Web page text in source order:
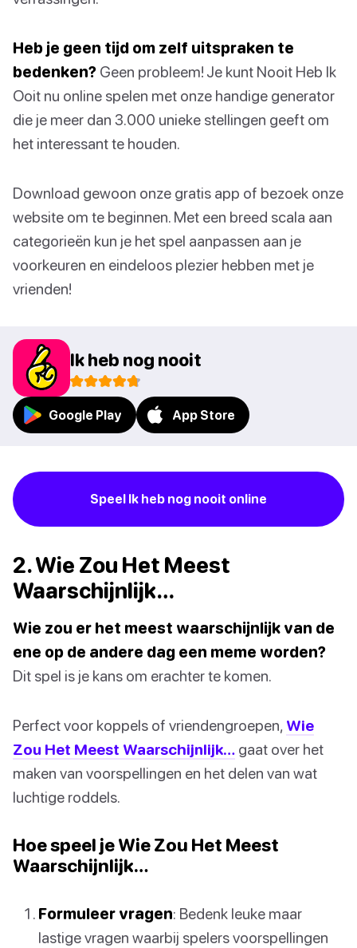
Heb je geen tijd om zelf uitspraken te
bedenken? Geen probleem! Je kunt Nooit Heb Ik
Ooit nu online spelen met onze handige generator
die je meer dan 3.000 unieke stellingen geeft om
het interessant te houden.
Download gewoon onze gratis app of bezoek onze
website om te beginnen. Met een breed scala aan
categorieën kun je het spel aanpassen aan je
voorkeuren en eindeloos plezier hebben met je
vrienden!
Ik heb nog nooit
Google Play App Store
Speel Ik heb nog nooit online
2. Wie Zou Het Meest
Waarschijnlijk…
Wie zou er het meest waarschijnlijk van de
ene op de andere dag een meme worden?
Dit spel is je kans om erachter te komen.
Perfect voor koppels of vriendengroepen, Wie
Zou Het Meest Waarschijnlijk… gaat over het
maken van voorspellingen en het delen van wat
luchtige roddels.
Hoe speel je Wie Zou Het Meest
Waarschijnlijk…
Formuleer vragen: Bedenk leuke maar
lastige vragen waarbij spelers voorspellingen